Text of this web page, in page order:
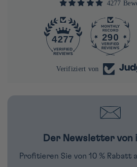
4277
4277 290
Verifiziert von
Der Newsletter von
Profitieren Sie von 10 % Rabatt